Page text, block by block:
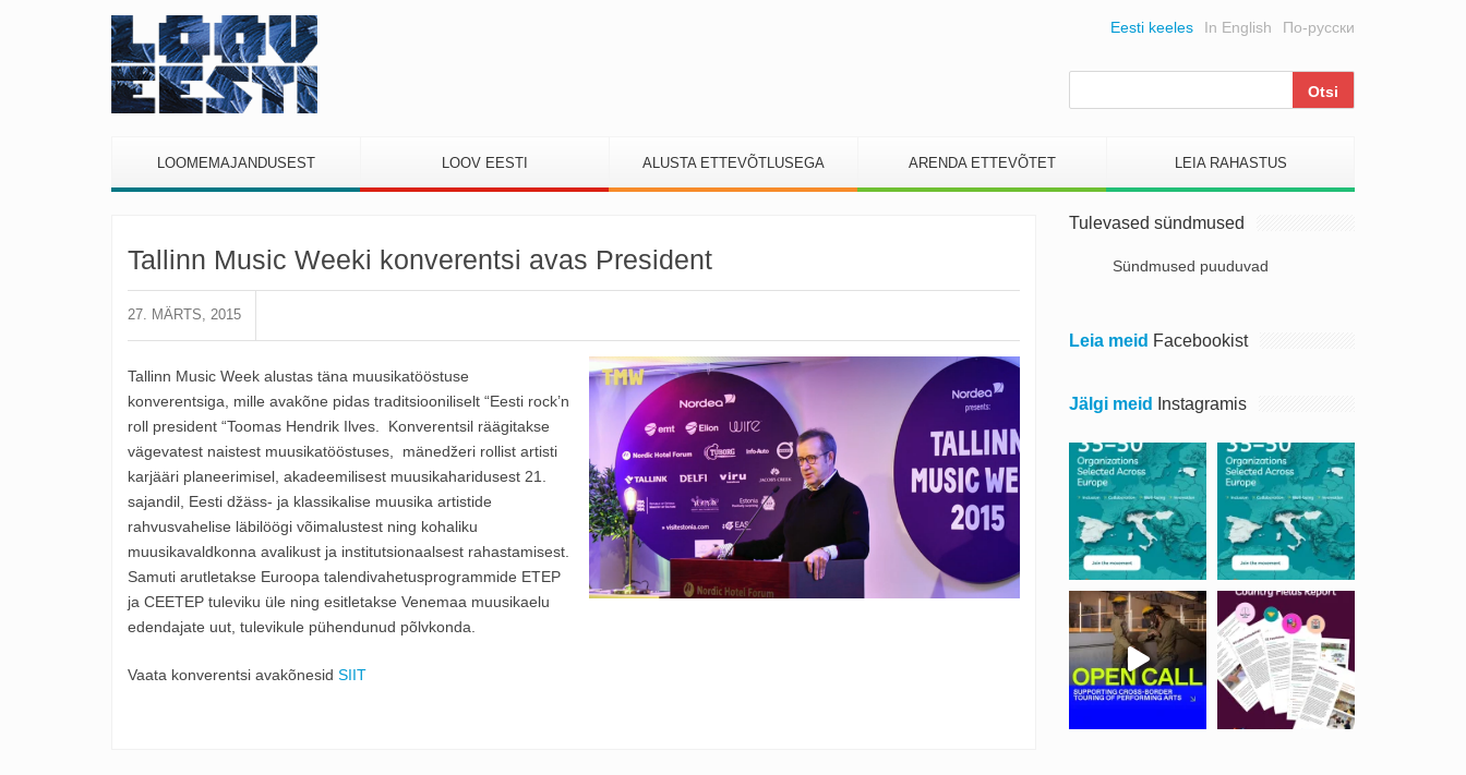
По-русски
In English
Eesti keeles
LOOMEMAJANDUSEST LOOV EESTI ALUSTA ETTEVÕTLUSEGA ARENDA ETTEVÕTET LEIA RAHASTUS
Tallinn Music Weeki konverentsi avas President
27. MÄRTS, 2015
Tallinn Music Week alustas täna muusikatööstuse
konverentsiga, mille avakõne pidas traditsiooniliselt “Eesti rock’n
roll president “Toomas Hendrik Ilves. Konverentsil räägitakse
vägevatest naistest muusikatööstuses, mänedžeri rollist artisti
karjääri planeerimisel, akadeemilisest muusikaharidusest 21.
sajandil, Eesti džäss- ja klassikalise muusika artistide
rahvusvahelise läbilöögi võimalustest ning kohaliku
muusikavaldkonna avalikust ja institutsionaalsest rahastamisest.
Samuti arutletakse Euroopa talendivahetusprogrammide ETEP
ja CEETEP tuleviku üle ning esitletakse Venemaa muusikaelu
edendajate uut, tulevikule pühendunud põlvkonda.
Vaata konverentsi avakõnesid SIIT
Tulevased sündmused
Sündmused puuduvad
Leia meid Facebookist
Jälgi meid Instagramis